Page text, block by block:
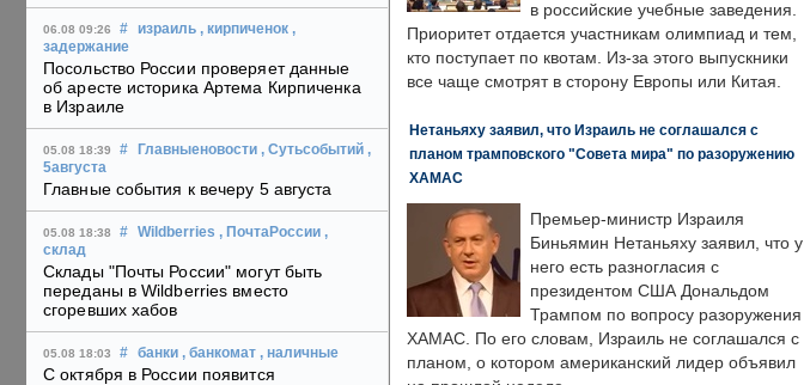
06.08 09:26 # израиль , кирпиченок ,
задержание
Посольство России проверяет данные
об аресте историка Артема Кирпиченка
в Израиле
05.08 18:39 # Главныеновости , Сутьсобытий ,
5августа
Главные события к вечеру 5 августа
05.08 18:38 # Wildberries , ПочтаРоссии ,
склад
Склады "Почты России" могут быть
переданы в Wildberries вместо
сгоревших хабов
05.08 18:03 # банки , банкомат , наличные
С октября в России появится
в российские учебные заведения.
Приоритет отдается участникам олимпиад и тем,
кто поступает по квотам. Из-за этого выпускники
все чаще смотрят в сторону Европы или Китая.
Нетаньяху заявил, что Израиль не соглашался с
планом трамповского "Совета мира" по разоружению
ХАМАС
Премьер-министр Израиля
Биньямин Нетаньяху заявил, что у
него есть разногласия с
президентом США Дональдом
Трампом по вопросу разоружения
ХАМАС. По его словам, Израиль не соглашался с
планом, о котором американский лидер объявил